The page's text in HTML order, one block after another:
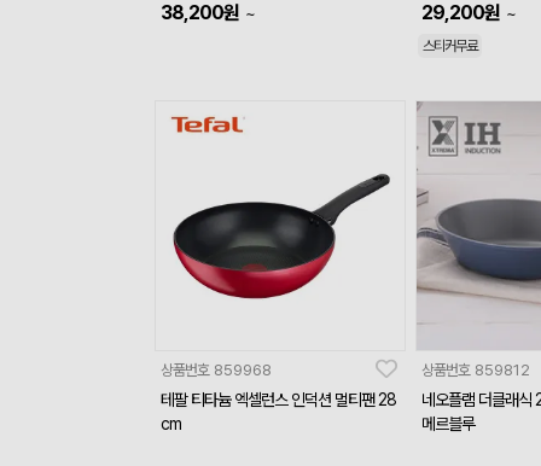
38,200원 ~ 29,200원 ~
스티커무료
상품번호 859968
테팔 티타늄 엑셀런스 인덕션 멀티팬 28
cm
상품번호 859812
네오플램 더클래식
메르블루